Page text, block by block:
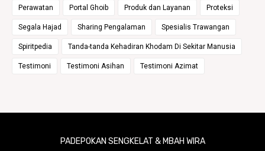
Perawatan Portal Ghoib Produk dan Layanan Proteksi
Segala Hajad Sharing Pengalaman Spesialis Trawangan
Spiritpedia Tanda-tanda Kehadiran Khodam Di Sekitar Manusia
Testimoni Testimoni Asihan Testimoni Azimat
PADEPOKAN SENGKELAT & MBAH WIRA